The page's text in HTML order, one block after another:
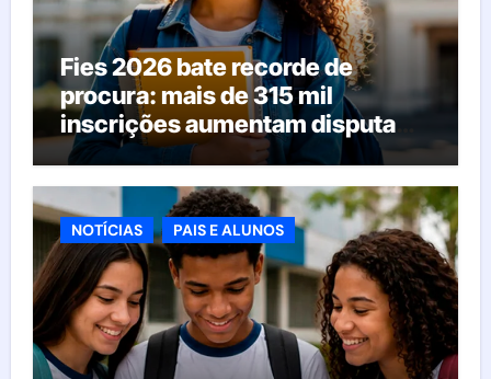
Fies 2026 bate recorde de
procura: mais de 315 mil
inscrições aumentam disputa
pelas vagas; veja o que acontece
agora
NOTÍCIAS PAIS E ALUNOS